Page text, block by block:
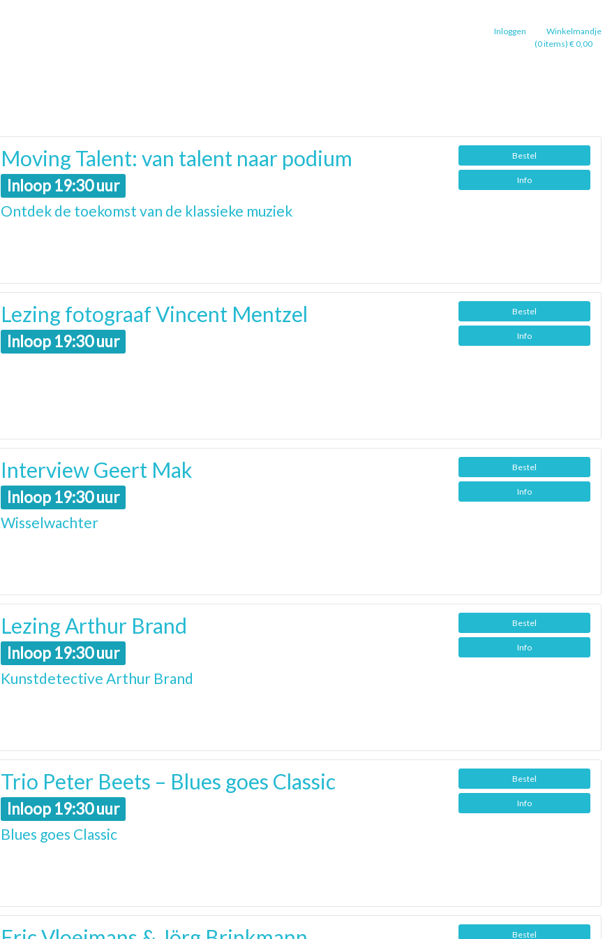
Inloggen
Winkelmandje
(0 items) € 0,00
Moving Talent: van talent naar podium
Inloop 19:30 uur
Ontdek de toekomst van de klassieke muziek
Bestel
Info
Lezing fotograaf Vincent Mentzel
Inloop 19:30 uur
Bestel
Info
Interview Geert Mak
Inloop 19:30 uur
Wisselwachter
Bestel
Info
Lezing Arthur Brand
Inloop 19:30 uur
Kunstdetective Arthur Brand
Bestel
Info
Trio Peter Beets – Blues goes Classic
Inloop 19:30 uur
Blues goes Classic
Bestel
Info
Bestel